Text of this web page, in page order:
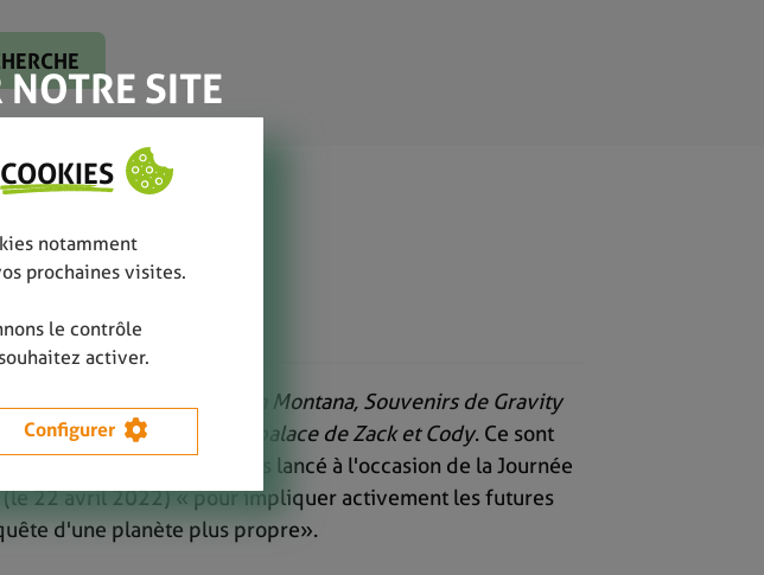
Mickey, Hannah Montana, Souvenirs de Gravity
et Ferb ou La vie de palace de Zack et Cody. Ce sont
comme ce concours lancé à l'occasion de la Jour­née
(le 22 avril 2022) « pour impliquer activement les futures
d'une planète plus propre».
SITE
COOKIES
notamment
prochaines visites.
le contrôle
activer.
Configurer